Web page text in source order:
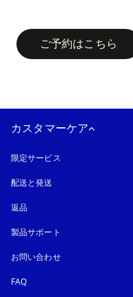
ご予約はこちら
カスタマーケア
限定サービス
配送と発送
返品
製品サポート
お問い合わせ
FAQ